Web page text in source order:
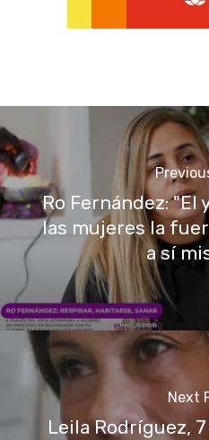
Ro Fernández: "El
las mujeres la
a sí
Next
Leila Rodríguez,